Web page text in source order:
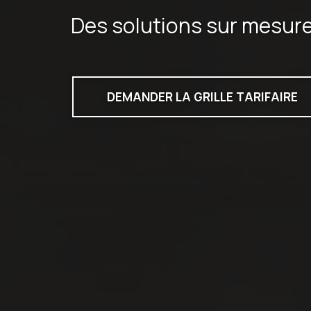
Des solutions sur
DEMANDER LA GRILLE TARIFAIRE